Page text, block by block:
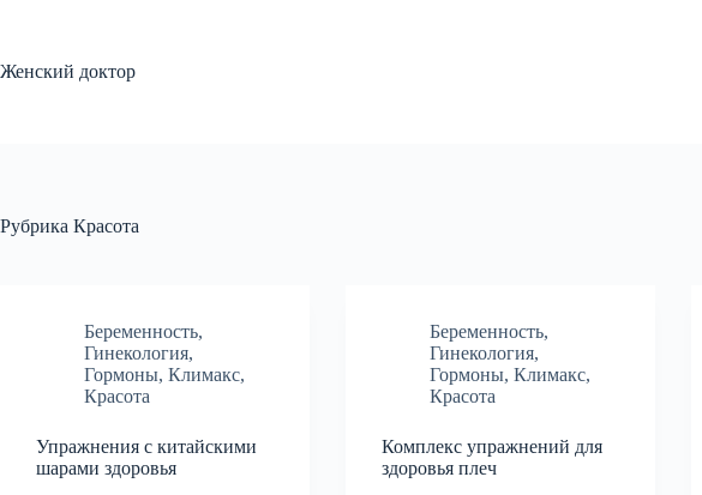
Женский доктор
Рубрика Красота
Беременность,
Гинекология,
Гормоны, Климакс,
Красота
Упражнения с китайскими
шарами здоровья
Беременность,
Гинекология,
Гормоны,Климакс,
Красота
Комплекс упражнений для
здоровья плеч